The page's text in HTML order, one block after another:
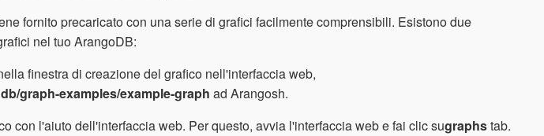
fornito precaricato con una serie di grafici facilmente comprensibili. Esistono due
nel tuo ArangoDB:
finestra di creazione del grafico nell'interfaccia web,
graph-examples/example-graph ad Arangosh.
con l'aiuto dell'interfaccia web. Per questo, avvia l'interfaccia web e fai clic sugraphstab.